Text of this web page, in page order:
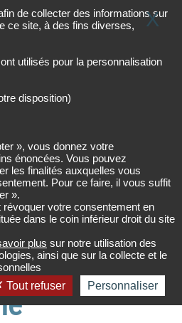
Les infos de l’urbanisme
: fonctionnement,
de (…)
:
et
de
de collecter des informations sur
ce site, à des fins diverses,
utilisés pour la personnalisation
disposition)
», vous donnez votre
énoncées. Vous pouvez
les finalités auxquelles vous
Pour ce faire, il vous suffit
».
votre consentement en
dans le coin inférieur droit du site
plus sur notre utilisation des
ainsi que sur la collecte et le
Tout refuser Personnaliser
X